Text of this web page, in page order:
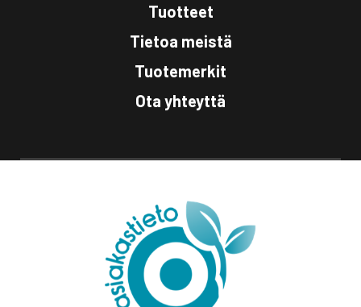
Tuotteet
Tietoa meistä
Tuotemerkit
Ota yhteyttä